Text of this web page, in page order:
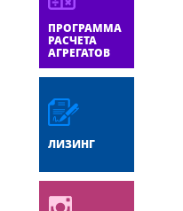
ПРОГРАММА
РАСЧЕТА
АГРЕГАТОВ
ЛИЗИНГ